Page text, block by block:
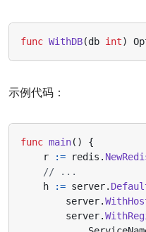
func WithDB(db int)
示例代码：
func main()
{
r
:= redis .
// ...
h
:= server.
server.
server.